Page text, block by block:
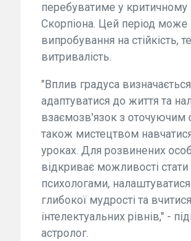
перебуватиме у критичному
Скорпіона. Цей період може
випробування на стійкість,
витривалість.
"Вплив градуса
адаптуватися до життя та
взаємозв'язок з оточуючим
також мистецтвом
уроках. Для розвинених
відкриває можливості
психологами,
глибокої мудрості та
інтелектуальних рівнів," -
астролог.